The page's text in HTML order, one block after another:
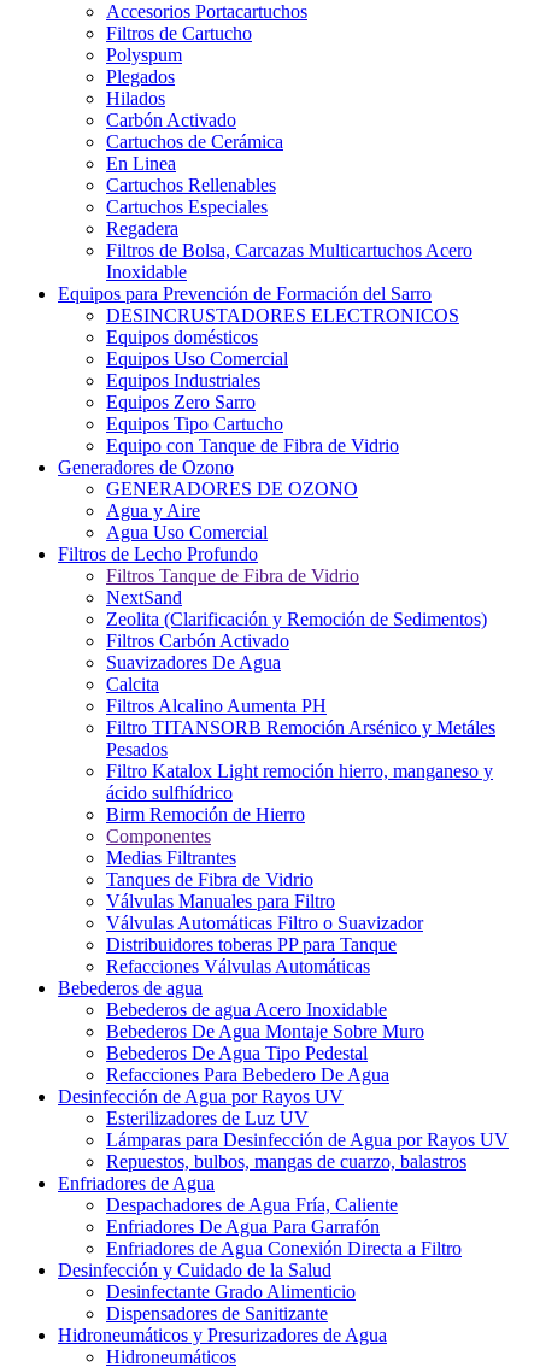
Accesorios Portacartuchos
Filtros de Cartucho
Polyspum
Plegados
Hilados
Carbón Activado
Cartuchos de Cerámica
En Linea
Cartuchos Rellenables
Cartuchos Especiales
Regadera
Filtros de Bolsa, Carcazas Multicartuchos Acero
Inoxidable
Equipos para Prevención de Formación del Sarro
DESINCRUSTADORES ELECTRONICOS
Equipos domésticos
Equipos Uso Comercial
Equipos Industriales
Equipos Zero Sarro
Equipos Tipo Cartucho
Equipo con Tanque de Fibra de Vidrio
Generadores de Ozono
GENERADORES DE OZONO
Agua y Aire
Agua Uso Comercial
Filtros de Lecho Profundo
Filtros Tanque de Fibra de Vidrio
NextSand
Zeolita (Clarificación y Remoción de Sedimentos)
Filtros Carbón Activado
Suavizadores De Agua
Calcita
Filtros Alcalino Aumenta PH
Filtro TITANSORB Remoción Arsénico y Metáles
Pesados
Filtro Katalox Light remoción hierro, manganeso y
ácido sulfhídrico
Birm Remoción de Hierro
Componentes
Medias Filtrantes
Tanques de Fibra de Vidrio
Válvulas Manuales para Filtro
Válvulas Automáticas Filtro o Suavizador
Distribuidores toberas PP para Tanque
Refacciones Válvulas Automáticas
Bebederos de agua
Bebederos de agua Acero Inoxidable
Bebederos De Agua Montaje Sobre Muro
Bebederos De Agua Tipo Pedestal
Refacciones Para Bebedero De Agua
Desinfección de Agua por Rayos UV
Esterilizadores de Luz UV
Lámparas para Desinfección de Agua por Rayos UV
Repuestos, bulbos, mangas de cuarzo, balastros
Enfriadores de Agua
Despachadores de Agua Fría, Caliente
Enfriadores De Agua Para Garrafón
Enfriadores de Agua Conexión Directa a Filtro
Desinfección y Cuidado de la Salud
Desinfectante Grado Alimenticio
Dispensadores de Sanitizante
Hidroneumáticos y Presurizadores de Agua
Hidroneumáticos